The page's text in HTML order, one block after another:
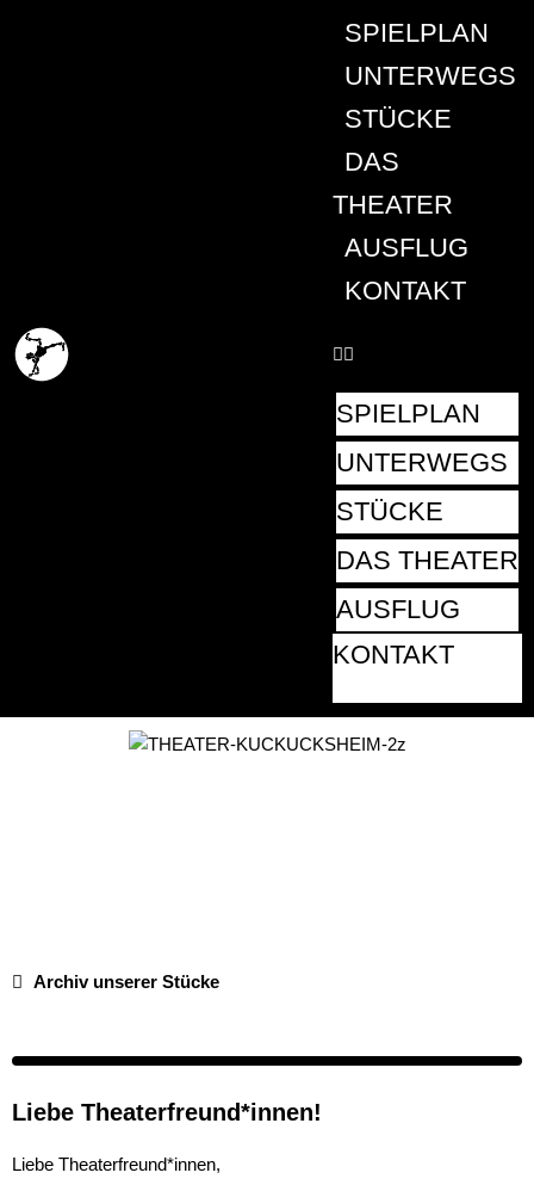
SPIELPLAN
UNTERWEGS
STÜCKE
DAS
THEATER
AUSFLUG
KONTAKT
SPIELPLAN
UNTERWEGS
STÜCKE
DAS THEATER
AUSFLUG
KONTAKT
Archiv unserer Stücke
Liebe Theaterfreund*innen!
Liebe Theaterfreund*innen,